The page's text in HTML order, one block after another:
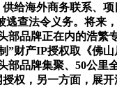
给海外商务联系、项
逃查法令义务。将来
部品牌正在内的浩繁
”财产IP授权取《佛
部品牌集聚、50公里
权，另一方面，展